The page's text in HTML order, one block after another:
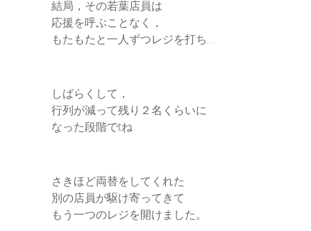
結局，その若葉店員は
応援を呼ぶことなく，
もたもたと一人ずつレジを打ち…
しばらくして，
行列が減って残り２名くらいに
なった段階でtね
さきほど両替をしてくれた
別の店員が駆け寄ってきて
もう一つのレジを開けました。